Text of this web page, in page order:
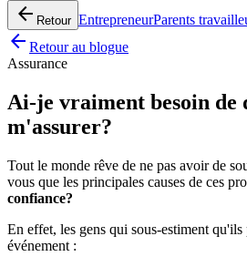
arrow_back Retour EntrepreneurParents
arrow_back Retour au blogue
Assurance
Ai-je vraiment besoin de
m'assurer?
Tout le monde rêve de ne pas avoir de
vous que les principales causes de ces
confiance?
En effet, les gens qui sous-estiment
événement :